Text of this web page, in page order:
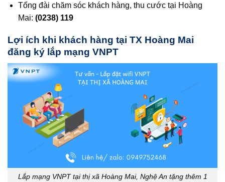
Tổng đài chăm sóc khách hàng, thu cước tại Hoàng
Mai: (0238) 119
Lợi ích khi khách hàng tại TX Hoàng Mai
đăng ký lắp mạng VNPT
Lắp mạng VNPT tại thị xã Hoàng Mai, Nghệ An tặng thêm 1